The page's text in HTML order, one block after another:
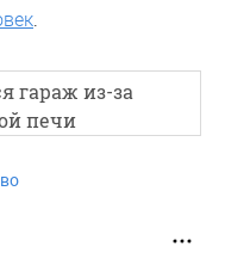
.
гараж из-за
печи